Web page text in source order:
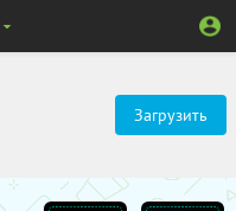
Загрузить